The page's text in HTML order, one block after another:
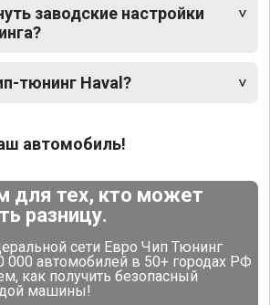
заводские настройки
тюнинг Haval?
автомобиль!
для тех, кто может
разницу.
сети Евро Чип Тюнинг
000 автомобилей в 50+ городах РФ
как получить безопасный
машины!